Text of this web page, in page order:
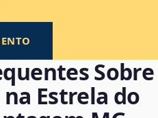
Sobre
Estrela do